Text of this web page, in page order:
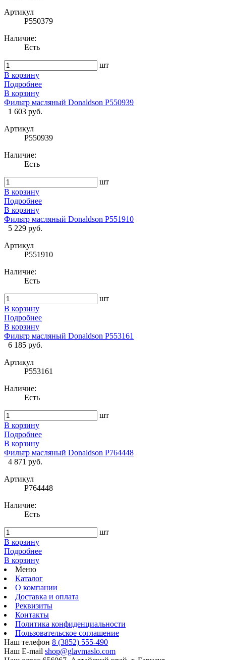
Артикул
P550379
Наличие:
Есть
шт
В корзину
Подробнее
В корзину
Фильтр масляный Donaldson P550939
1 603 руб.
Артикул
P550939
Наличие:
Есть
шт
В корзину
Подробнее
В корзину
Фильтр масляный Donaldson P551910
5 229 руб.
Артикул
P551910
Наличие:
Есть
шт
В корзину
Подробнее
В корзину
Фильтр масляный Donaldson P553161
6 185 руб.
Артикул
P553161
Наличие:
Есть
шт
В корзину
Подробнее
В корзину
Фильтр масляный Donaldson P764448
4 871 руб.
Артикул
P764448
Наличие:
Есть
шт
В корзину
Подробнее
В корзину
Меню
Каталог
О компании
Доставка и оплата
Реквизиты
Контакты
Политика конфиденциальности
Пользовательское соглашение
Наш телефон 8 (3852) 555-490
Наш E-mail shop@glavmaslo.com